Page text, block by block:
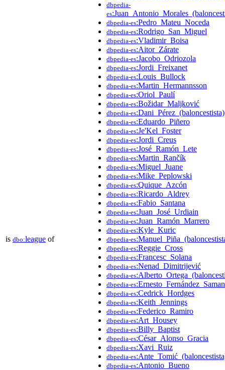
is dbo:league of
dbpedia-
es
dbpedia-es:Pedro_Mateu_Noceda
dbpedia-es:Rodrigo_San_Miguel
dbpedia-es:Vladimir_Boisa
dbpedia-es:Aitor_Zárate
dbpedia-es:Jacobo_Odriozola
dbpedia-es:Jordi_Freixanet
dbpedia-es:Louis_Bullock
dbpedia-es:Martin_Hermannsson
dbpedia-es:Oriol_Paulí
dbpedia-es:Božidar_Maljković
dbpedia-es:Dani_Pérez_(baloncestista)
dbpedia-es:Eduardo_Piñero
dbpedia-es:Je'Kel_Foster
dbpedia-es:Jordi_Creus
dbpedia-es:José_Ramón_Lete
dbpedia-es:Martin_Rančík
dbpedia-es:Miguel_Juane
dbpedia-es:Mike_Peplowski
dbpedia-es:Quique_Azcón
dbpedia-es:Ricardo_Aldrey
dbpedia-es:Fabio_Santana
dbpedia-es:Juan_José_Urdiain
dbpedia-es:Juan_Ramón_Marrero
dbpedia-es:Kyle_Kuric
dbpedia-es
dbpedia-es:Reggie_Cross
dbpedia-es:Francesc_Solana
dbpedia-es:Nenad_Dimitrijević
dbpedia-es
dbpedia-es
dbpedia-es:Cedrick_Hordges
dbpedia-es:Keith_Jennings
dbpedia-es:Federico_Ramiro
dbpedia-es:Art_Housey
dbpedia-es:Billy_Baptist
dbpedia-es:César_Alonso_Gracia
dbpedia-es:Xavi_Ruiz
dbpedia-es
dbpedia-es:Antonio_Bueno